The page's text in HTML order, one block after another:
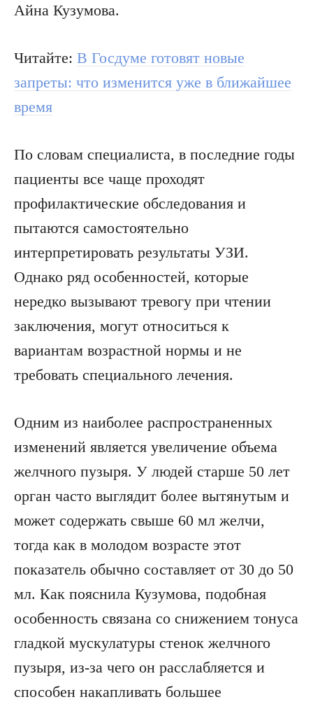
Айна Кузумова.
Читайте: В Госдуме готовят новые
запреты: что изменится уже в ближайшее
время
По словам специалиста, в последние годы
пациенты все чаще проходят
профилактические обследования и
пытаются самостоятельно
интерпретировать результаты УЗИ.
Однако ряд особенностей, которые
нередко вызывают тревогу при чтении
заключения, могут относиться к
вариантам возрастной нормы и не
требовать специального лечения.
Одним из наиболее распространенных
изменений является увеличение объема
желчного пузыря. У людей старше 50 лет
орган часто выглядит более вытянутым и
может содержать свыше 60 мл желчи,
тогда как в молодом возрасте этот
показатель обычно составляет от 30 до 50
мл. Как пояснила Кузумова, подобная
особенность связана со снижением тонуса
гладкой мускулатуры стенок желчного
пузыря, из-за чего он расслабляется и
способен накапливать большее